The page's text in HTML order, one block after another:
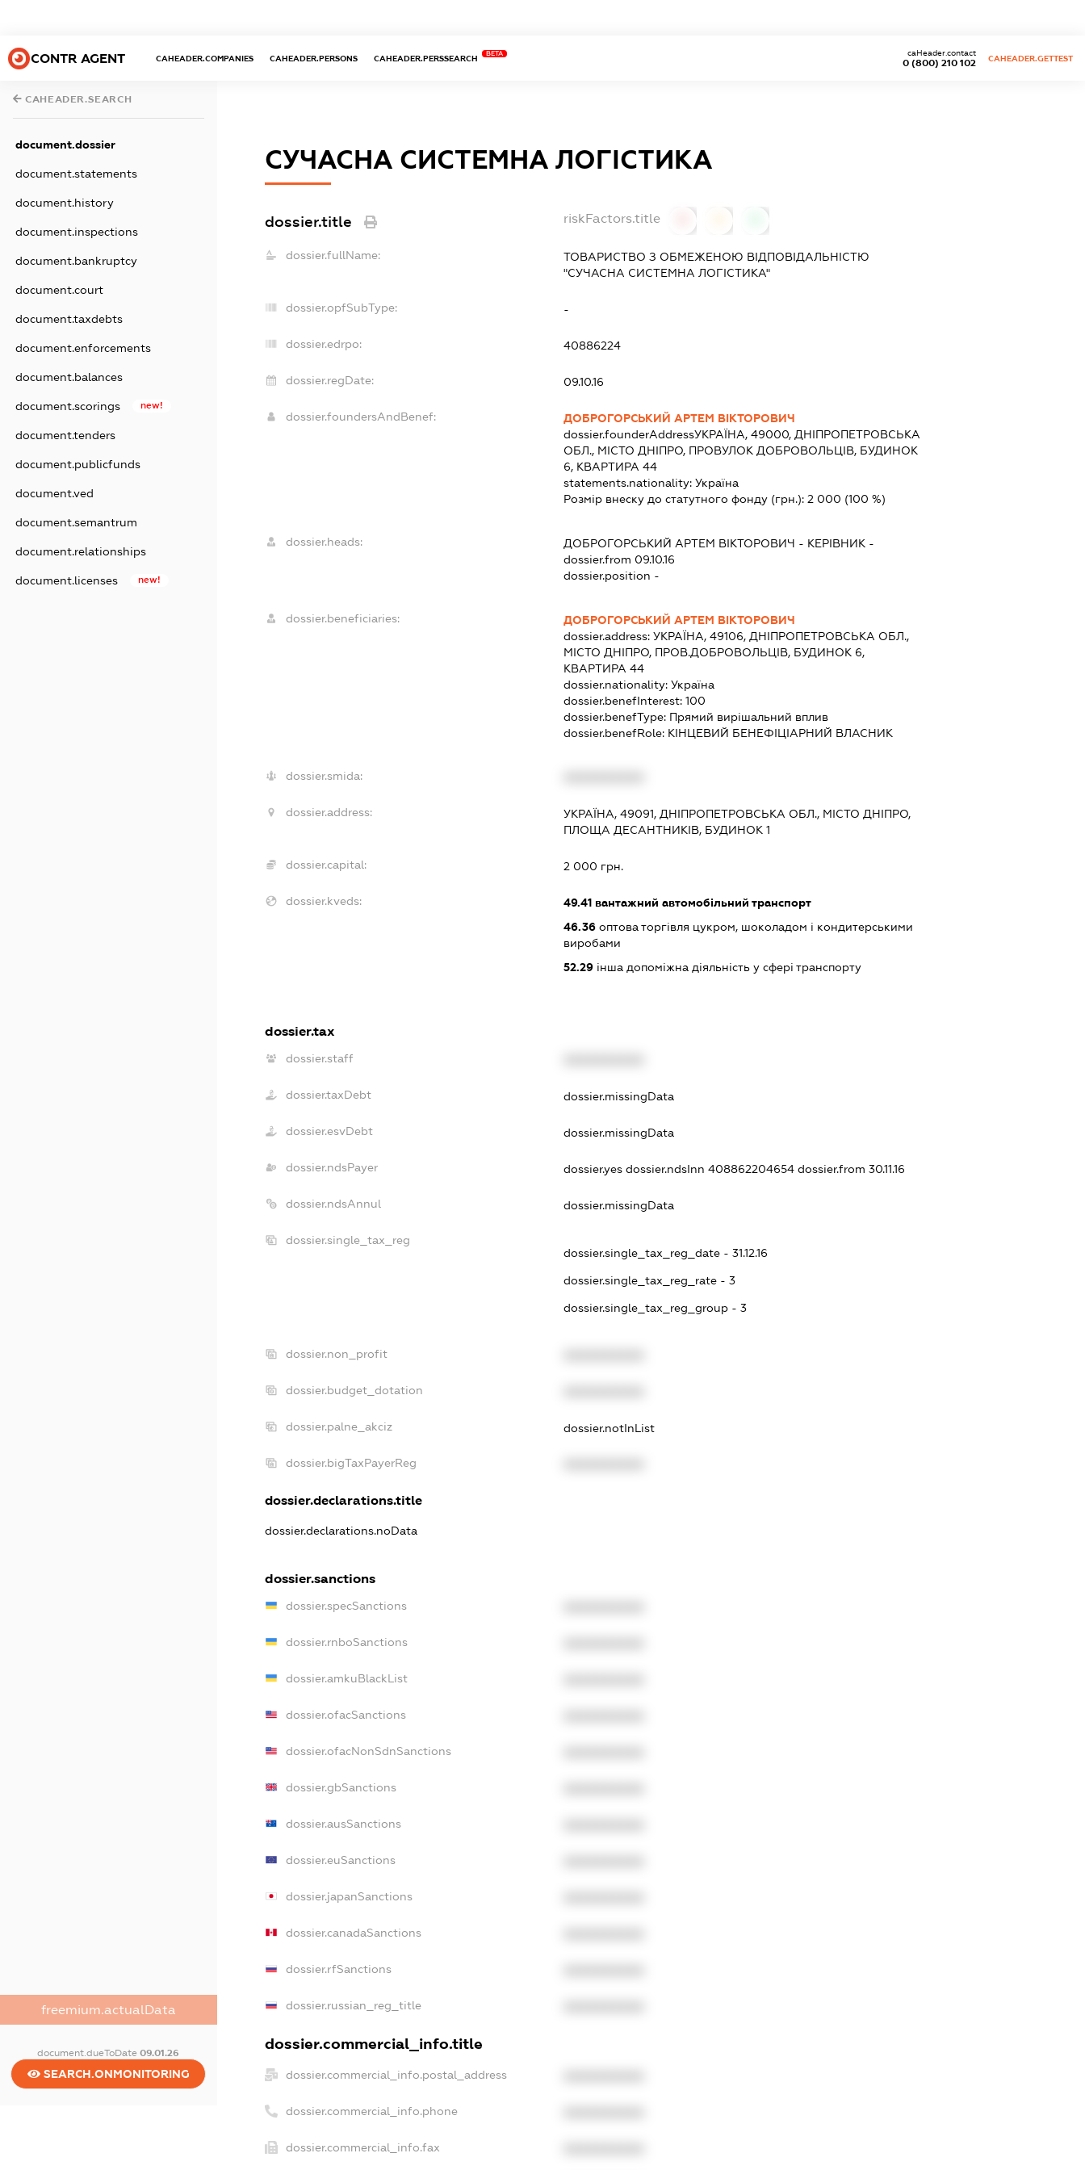
CONTR AGENT CAHEADER.COMPANIES CAHEADER.PERSONS CAHEADER.PERSSEARCH
BETA
0 (800) 210 102
caHeader.contact
CAHEADER.GETTEST
CAHEADER.SEARCH
document.dossier
document.statements
document.history
document.inspections
document.bankruptcy
document.court
document.taxdebts
document.enforcements
document.balances
document.scorings new!
document.tenders
document.publicfunds
document.ved
document.semantrum
document.relationships
document.licenses new!
freemium.actualData
document.dueToDate09.01.26
SEARCH.ONMONITORING
СУЧАСНА СИСТЕМНА ЛОГІСТИКА
dossier.title riskFactors.title
dossier.fullName:
ТОВАРИСТВО З ОБМЕЖЕНОЮ ВІДПОВІДАЛЬНІСТЮ
"СУЧАСНА СИСТЕМНА ЛОГІСТИКА"
dossier.opfSubType: -
dossier.edrpo: 40886224
dossier.regDate: 09.10.16
dossier.foundersAndBenef:
ДОБРОГОРСЬКИЙ АРТЕМ ВІКТОРОВИЧ
dossier.founderAddressУКРАЇНА, 49000, ДНІПРОПЕТРОВСЬКА
ОБЛ., МІСТО ДНІПРО, ПРОВУЛОК ДОБРОВОЛЬЦІВ, БУДИНОК
6, КВАРТИРА 44
statements.nationality:Україна
Розмір внеску до статутного фонду (грн.):2 000 (100 %)
dossier.heads: ДОБРОГОРСЬКИЙ АРТЕМ ВІКТОРОВИЧ - КЕРІВНИК -
dossier.from 09.10.16
dossier.position -
dossier.beneficiaries:
ДОБРОГОРСЬКИЙ АРТЕМ ВІКТОРОВИЧ
dossier.address:УКРАЇНА, 49106, ДНІПРОПЕТРОВСЬКА ОБЛ.,
МІСТО ДНІПРО, ПРОВ.ДОБРОВОЛЬЦІВ, БУДИНОК 6,
КВАРТИРА 44
dossier.nationality:Україна
dossier.benefInterest:100
dossier.benefType: Прямий вирішальний вплив
dossier.benefRole: КІНЦЕВИЙ БЕНЕФІЦІАРНИЙ ВЛАСНИК
dossier.smida:
dossier.address:
УКРАЇНА, 49091, ДНІПРОПЕТРОВСЬКА ОБЛ., МІСТО ДНІПРО,
ПЛОЩА ДЕСАНТНИКІВ, БУДИНОК 1
dossier.capital: 2 000 грн.
dossier.kveds: 49.41 вантажний автомобільний транспорт
46.36 оптова торгівля цукром, шоколадом і кондитерськими
виробами
52.29 інша допоміжна діяльність у сфері транспорту
dossier.tax
dossier.staff
dossier.taxDebt dossier.missingData
dossier.esvDebt dossier.missingData
dossier.ndsPayer dossier.yesdossier.ndsInn 408862204654dossier.from 30.11.16
dossier.ndsAnnul dossier.missingData
dossier.single_tax_reg
dossier.single_tax_reg_date - 31.12.16
dossier.single_tax_reg_rate - 3
dossier.single_tax_reg_group - 3
dossier.non_profit
dossier.budget_dotation
dossier.palne_akciz dossier.notInList
dossier.bigTaxPayerReg
dossier.declarations.title
dossier.declarations.noData
dossier.sanctions
dossier.specSanctions
dossier.rnboSanctions
dossier.amkuBlackList
dossier.ofacSanctions
dossier.ofacNonSdnSanctions
dossier.gbSanctions
dossier.ausSanctions
dossier.euSanctions
dossier.japanSanctions
dossier.canadaSanctions
dossier.rfSanctions
dossier.russian_reg_title
dossier.commercial_info.title
dossier.commercial_info.postal_address
dossier.commercial_info.phone
dossier.commercial_info.fax